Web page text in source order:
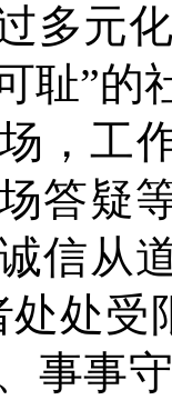
多元
耻”的
，工
答疑
信从
处处受
事事